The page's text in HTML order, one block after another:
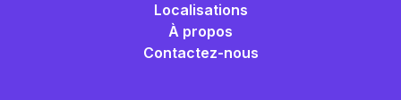
Localisations
À propos
Contactez-nous